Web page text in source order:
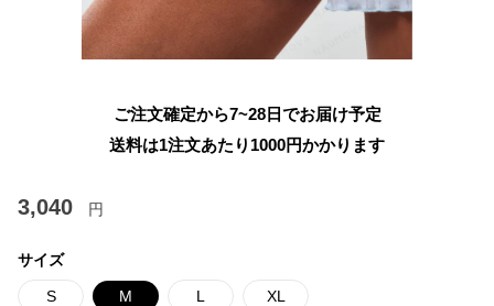
ご注文確定から7~28日でお届け予定
送料は1注文あたり 1000円かかります
3,040 円
サイズ
S M L XL